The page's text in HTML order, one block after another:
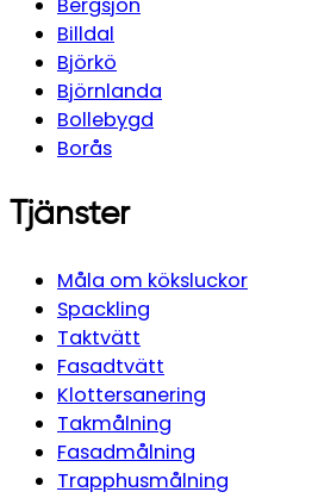
Billdal
Björkö
Björnlanda
Bollebygd
Borås
Tjänster
Måla om köksluckor
Spackling
Taktvätt
Fasadtvätt
Klottersanering
Takmålning
Fasadmålning
Trapphusmålning